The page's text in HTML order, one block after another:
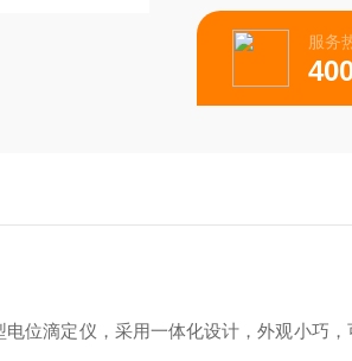
服务
位滴定仪，采用一体化设计，外观小巧